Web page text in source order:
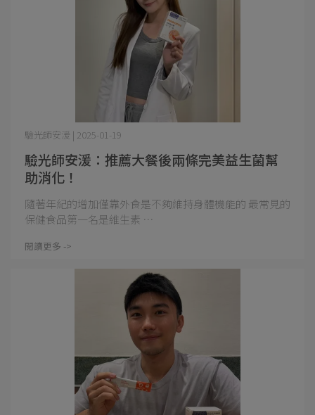
驗光師安湲：推薦大餐後兩條完美益生菌幫
助消化！
驗光師安湲 | 2025-01-19
隨著年紀的增加僅靠外食是不夠維持身體機能的 最常見的
保健食品第一名是維生素 ⋯
閱讀更多 ->